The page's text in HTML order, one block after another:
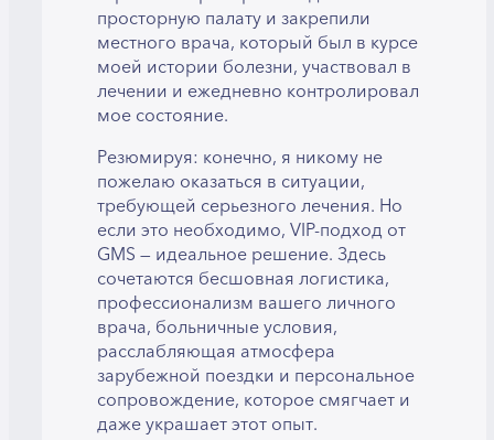
просторную палату и закрепили
местного врача, который был в курсе
моей истории болезни, участвовал в
лечении и ежедневно контролировал
мое состояние.
Резюмируя: конечно, я никому не
пожелаю оказаться в ситуации,
требующей серьезного лечения. Но
если это необходимо, VIP-подход от
GMS — идеальное решение. Здесь
сочетаются бесшовная логистика,
профессионализм вашего личного
врача, больничные условия,
расслабляющая атмосфера
зарубежной поездки и персональное
сопровождение, которое смягчает и
даже украшает этот опыт.